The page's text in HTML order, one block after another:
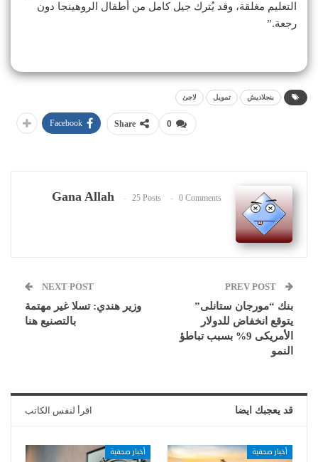
التعليم مغلقة، وقد يُترك جيل كامل من أطفال الروهينجا دون
رجعة.”
بنجلاديش تمويل لاجئ
0
Share
Facebook
Gana Allah 25 Posts 0 Comments
بنك “مورجان ستانلى”
يتوقع انخفاض للدولار
الأمريكى 9% بسبب تباطؤ
النمو
NEXT POST
وزير هندي: تسلا غير مهتمة
بالتصنيع هنا
قد يعجبك ايضا اقرأ لنفس الكاتب
أخبار صحفية أخبار صحفية